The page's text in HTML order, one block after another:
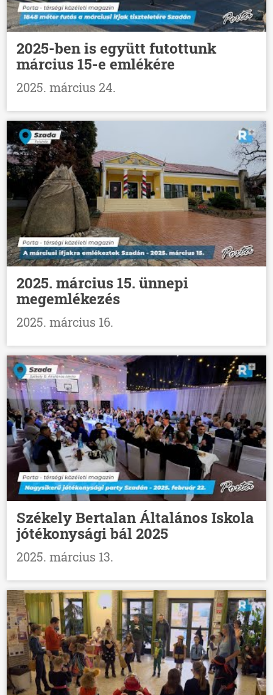
2025-ben is együtt futottunk
március 15-e emlékére
2025. március 24.
2025. március 15. ünnepi
megemlékezés
2025. március 16.
Székely Bertalan Általános Iskola
jótékonysági bál 2025
2025. március 13.